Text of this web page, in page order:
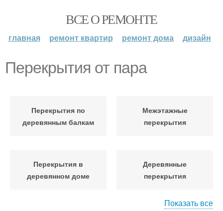
ВСЕ О РЕМОНТЕ
главная ремонт квартир ремонт дома дизайн
Перекрытия от пара
Перекрытия по
деревянным балкам
Межэтажные
перекрытия
Перекрытия в
деревянном доме
Деревянные
перекрытия
Показать все